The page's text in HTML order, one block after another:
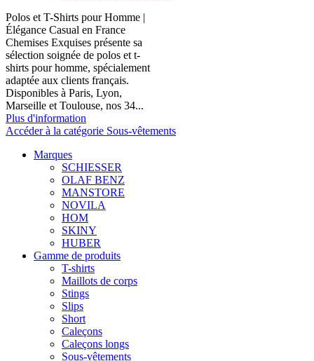
Polos et T-Shirts pour Homme |
Élégance Casual en France
Chemises Exquises présente sa
sélection soignée de polos et t-
shirts pour homme, spécialement
adaptée aux clients français.
Disponibles à Paris, Lyon,
Marseille et Toulouse, nos 34...
Plus d'information
Accéder à la catégorie Sous-vêtements
Marques
SCHIESSER
OLAF BENZ
MANSTORE
NOVILA
HOM
SKINY
HUBER
Gamme de produits
T-shirts
Maillots de corps
Stings
Slips
Short
Caleçons
Caleçons longs
Sous-vêtements